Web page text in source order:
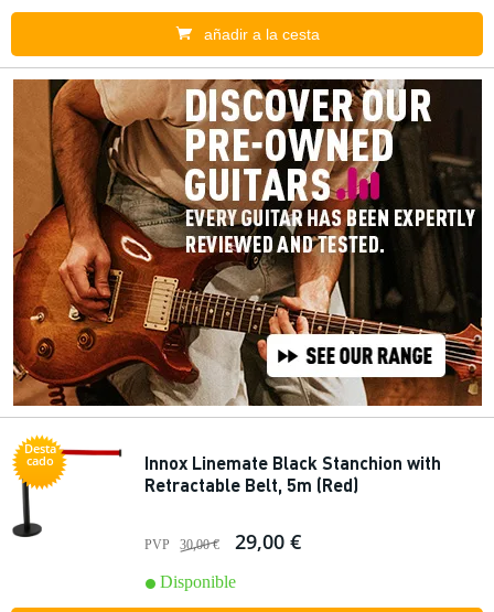
añadir a la cesta
Desta
cado
Innox Linemate Black Stanchion with
Retractable Belt, 5m (Red)
PVP 30,00 € 29,00 €
Disponible